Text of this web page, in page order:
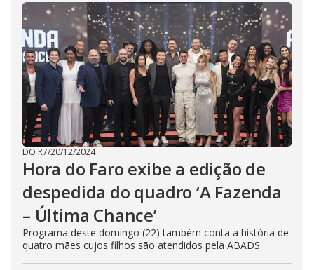
DO R7/20/12/2024
Hora do Faro exibe a edição de
despedida do quadro ‘A Fazenda
– Última Chance’
Programa deste domingo (22) também conta a história de
quatro mães cujos filhos são atendidos pela ABADS